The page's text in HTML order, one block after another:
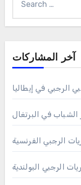
for:
آخر المشاركات
الرجبي في إيطاليا
الشباب في البرتغال
الرجبي الفرنسية
الرجبي البولندية